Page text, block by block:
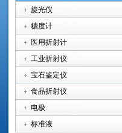
旋光仪
糖度计
医用折射计
工业折射仪
宝石鉴定仪
食品折射仪
电极
标准液